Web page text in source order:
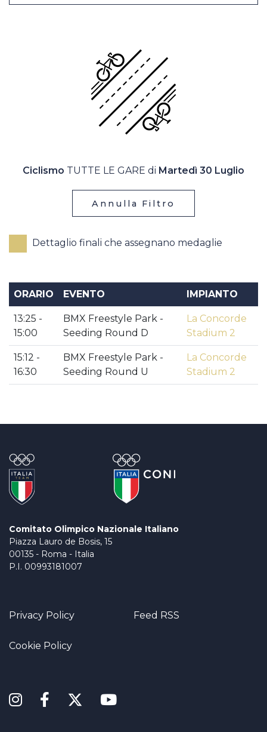
Media
Ciclismo TUTTE LE GARE di Martedì 30 Luglio
Annulla Filtro
Dettaglio finali che assegnano medaglie
ORARIO EVENTO IMPIANTO
13:25 -
15:00
BMX Freestyle Park -
Seeding Round D
La Concorde
Stadium 2
15:12 -
16:30
BMX Freestyle Park -
Seeding Round U
La Concorde
Stadium 2
Comitato Olimpico Nazionale Italiano
Piazza Lauro de Bosis, 15
00135 - Roma - Italia
P.I. 00993181007
Privacy Policy Feed RSS
Cookie Policy